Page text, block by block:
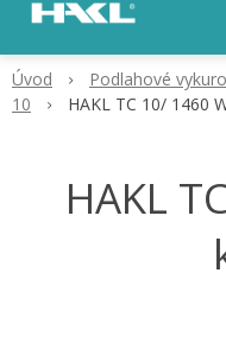
Úvod Podlahové
10
HAKL TC 10/ 1460
HAKL